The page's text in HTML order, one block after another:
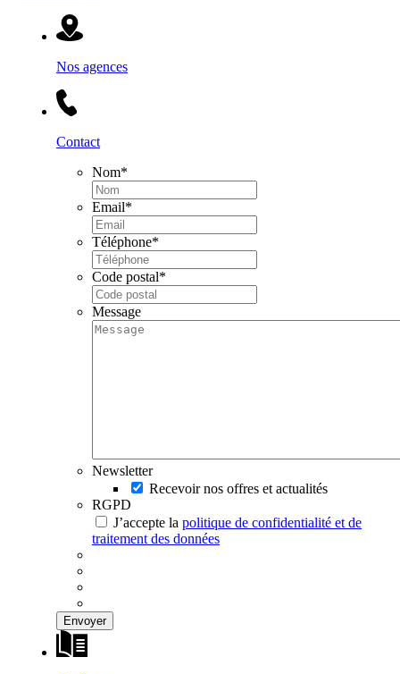
Nos agences
Contact
Nom*
Email*
Téléphone*
Code postal*
Message
Newsletter
Recevoir nos offres et actualités
RGPD
J’accepte la politique de confidentialité et de
traitement des données